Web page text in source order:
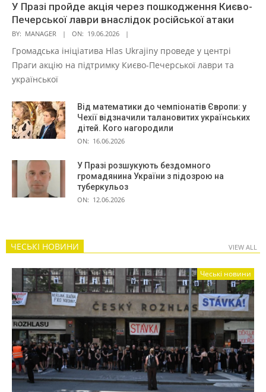
У Празі пройде акція через пошкодження Києво-
Печерської лаври внаслідок російської атаки
BY: MANAGER ON: 19.06.2026
Громадська ініціатива Hlas Ukrajiny проведе у центрі
Праги акцію на підтримку Києво-Печерської лаври та
української
Від математики до чемпіонатів Європи: у
Чехії відзначили талановитих українських
дітей. Кого нагородили
ON: 16.06.2026
У Празі розшукують бездомного
громадянина України з підозрою на
туберкульоз
ON: 12.06.2026
ЧЕСЬКІ НОВИНИ VIEW ALL
Чеські новини